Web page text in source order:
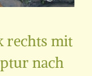
rechts mit
nach